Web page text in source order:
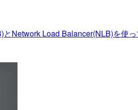
Network Load Balancer(NLB)を使っ